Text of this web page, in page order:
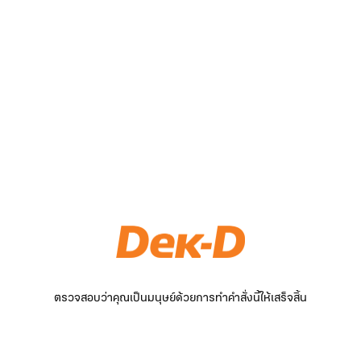
ตรวจสอบว่าคุณเป็นมนุษย์ด้วยการทำคำสั่งนี้ให้เสร็จสิ้น